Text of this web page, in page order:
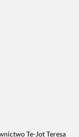
Te-Jot Teresa